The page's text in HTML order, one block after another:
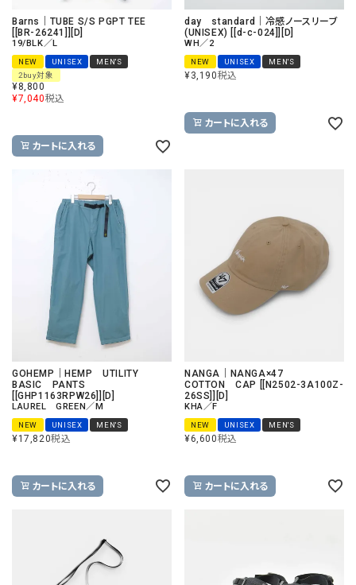
Barns｜TUBE S/S PGPT TEE
[[BR-26241]][D]
19/BLK／L
NEW UNISEX
MEN'S
2buy対象
¥8,800
¥7,040税込
カートに入れる
day standard｜冷感ノースリーブ
(UNISEX) [[d-c-024]][D]
WH／2
NEW UNISEX MEN'S
¥3,190税込
カートに入れる
GOHEMP｜HEMP UTILITY
BASIC PANTS
[[GHP1163RPW26]][D]
LAUREL GREEN／M
NEW UNISEX MEN'S
¥17,820税込
カートに入れる
NANGA｜NANGA×47
COTTON CAP [[N2502-3A100Z-
26SS]][D]
KHA／F
NEW UNISEX MEN'S
¥6,600税込
カートに入れる